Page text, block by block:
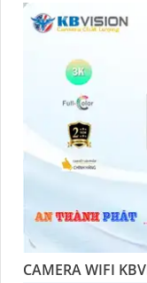
CAMERA WIFI